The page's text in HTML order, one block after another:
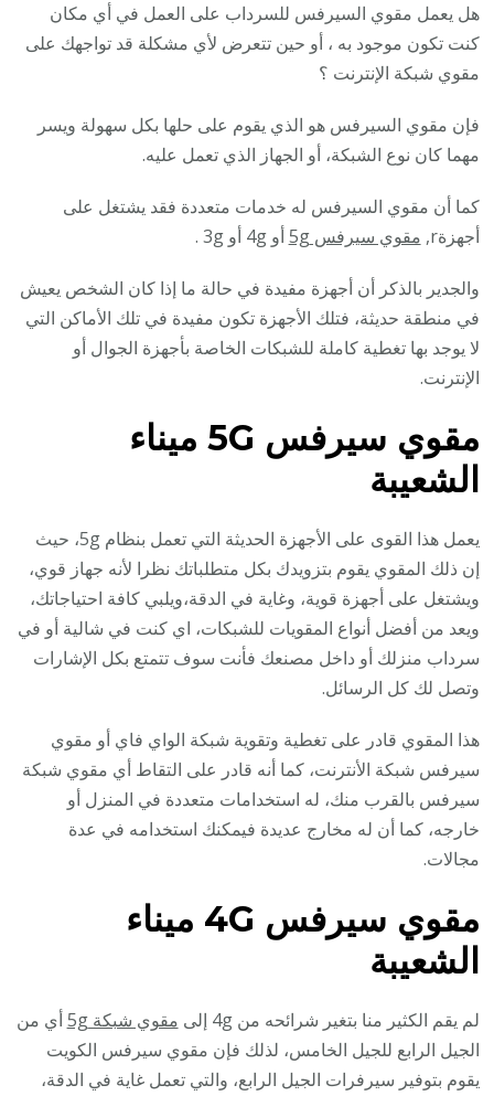
هل يعمل مقوي السيرفس للسرداب على العمل في أي مكان
كنت تكون موجود به ، أو حين تتعرض لأي مشكلة قد تواجهك على
مقوي شبكة الإنترنت ؟
فإن مقوي السيرفس هو الذي يقوم على حلها بكل سهولة ويسر
مهما كان نوع الشبكة، أو الجهاز الذي تعمل عليه.
كما أن مقوي السيرفس له خدمات متعددة فقد يشتغل على
أجهزةr,
مقوي سيرفس 5g أو 4g أو 3g .
والجدير بالذكر أن أجهزة مفيدة في حالة ما إذا كان الشخص يعيش
في منطقة حديثة، فتلك الأجهزة تكون مفيدة في تلك الأماكن التي
لا يوجد بها تغطية كاملة للشبكات الخاصة بأجهزة الجوال أو
الإنترنت.
مقوي سيرفس 5G
ميناء
الشعيبة
يعمل هذا القوى على الأجهزة الحديثة التي تعمل بنظام 5g، حيث
إن ذلك المقوي يقوم بتزويدك بكل متطلباتك نظرا لأنه جهاز قوي،
ويشتغل على أجهزة قوية، وغاية في الدقة،ويلبي كافة احتياجاتك،
ويعد من أفضل أنواع المقويات للشبكات، اي كنت في شالية أو في
سرداب منزلك أو داخل مصنعك فأنت سوف تتمتع بكل الإشارات
وتصل لك كل الرسائل.
هذا المقوي قادر على تغطية وتقوية شبكة الواي فاي أو مقوي
سيرفس شبكة الأنترنت، كما أنه قادر على التقاط أي مقوي شبكة
سيرفس بالقرب منك، له استخدامات متعددة في المنزل أو
خارجه، كما أن له مخارج عديدة فيمكنك استخدامه في عدة
مجالات.
مقوي سيرفس 4G
ميناء
الشعيبة
لم يقم الكثير منا بتغير شرائحه من 4g إلى مقوي شبكة 5g
أي من
الجيل الرابع للجيل الخامس، لذلك فإن مقوي سيرفس الكويت
يقوم بتوفير سيرفرات الجيل الرابع، والتي تعمل غاية في الدقة،